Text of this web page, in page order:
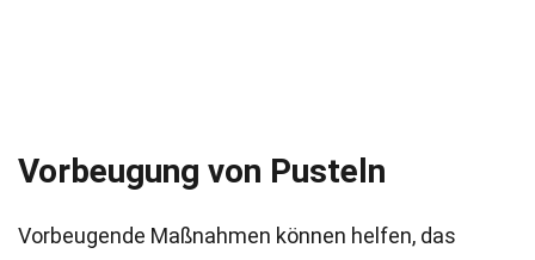
Vorbeugung von Pusteln
Vorbeugende Maßnahmen können helfen, das